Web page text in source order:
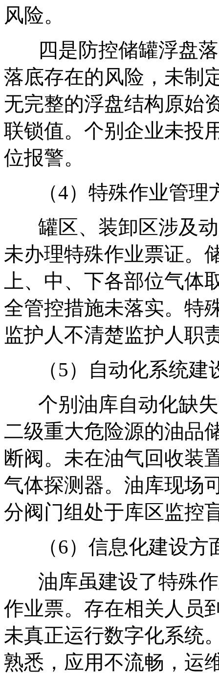
风险。
四是防控储罐浮盘
落底存在的风险，未制
无完整的浮盘结构原始
联锁值。个别企业未投
位报警。
（4）特殊作业管理
罐区、装卸区涉及
未办理特殊作业票证。
上、中、下各部位气
全管控措施未落实。特
监护人不清楚监护人职
（5）自动化系统建
个别油库自动化缺
二级重大危险源的油品
断阀。未在油气回收装
气体探测器。油库现场
分阀门组处于库区监控
（6）信息化建设方
油库虽建设了特殊
作业票。存在相关人员
未真正运行数字化系统
熟悉，应用不流畅，运